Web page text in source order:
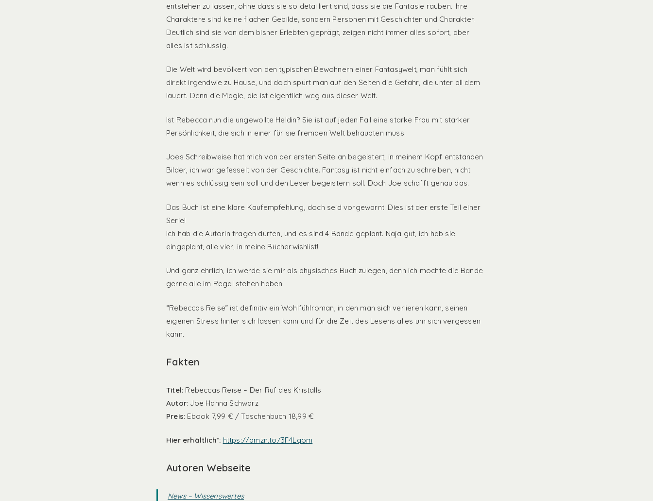
entstehen zu lassen, ohne dass sie so detailliert sind, dass sie die Fantasie rauben. Ihre
Charaktere sind keine flachen Gebilde, sondern Personen mit Geschichten und Charakter.
Deutlich sind sie von dem bisher Erlebten geprägt, zeigen nicht immer alles sofort, aber
alles ist schlüssig.
Die Welt wird bevölkert von den typischen Bewohnern einer Fantasywelt, man fühlt sich
direkt irgendwie zu Hause, und doch spürt man auf den Seiten die Gefahr, die unter all dem
lauert. Denn die Magie, die ist eigentlich weg aus dieser Welt.
Ist Rebecca nun die ungewollte Heldin? Sie ist auf jeden Fall eine starke Frau mit starker
Persönlichkeit, die sich in einer für sie fremden Welt behaupten muss.
Joes Schreibweise hat mich von der ersten Seite an begeistert, in meinem Kopf entstanden
Bilder, ich war gefesselt von der Geschichte. Fantasy ist nicht einfach zu schreiben, nicht
wenn es schlüssig sein soll und den Leser begeistern soll. Doch Joe schafft genau das.
Das Buch ist eine klare Kaufempfehlung, doch seid vorgewarnt: Dies ist der erste Teil einer
Serie!
Ich hab die Autorin fragen dürfen, und es sind 4 Bände geplant. Naja gut, ich hab sie
eingeplant, alle vier, in meine Bücherwishlist!
Und ganz ehrlich, ich werde sie mir als physisches Buch zulegen, denn ich möchte die Bände
gerne alle im Regal stehen haben.
“Rebeccas Reise” ist definitiv ein Wohlfühlroman, in den man sich verlieren kann, seinen
eigenen Stress hinter sich lassen kann und für die Zeit des Lesens alles um sich vergessen
kann.
Fakten
Titel: Rebeccas Reise – Der Ruf des Kristalls
Autor: Joe Hanna Schwarz
Preis: Ebook 7,99 € / Taschenbuch 18,99 €
Hier erhältlich*: https://amzn.to/3F4Lqom
Autoren Webseite
News – Wissenswertes